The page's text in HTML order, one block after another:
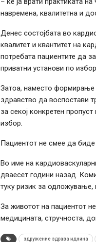
навремена, квалитетна и
Денес состојбата во
квалитет и квантитет на
потребата пациентите да
приватни установи по
Затоа, наместо формирање
здравство да воспостави
за секој конкретен
избор.
Пациентот не смее да
Во име на
дваесет години назад.
туку ризик за одложување,
За животот на пациентот
медицината, стручноста,
здружение здрава иднина